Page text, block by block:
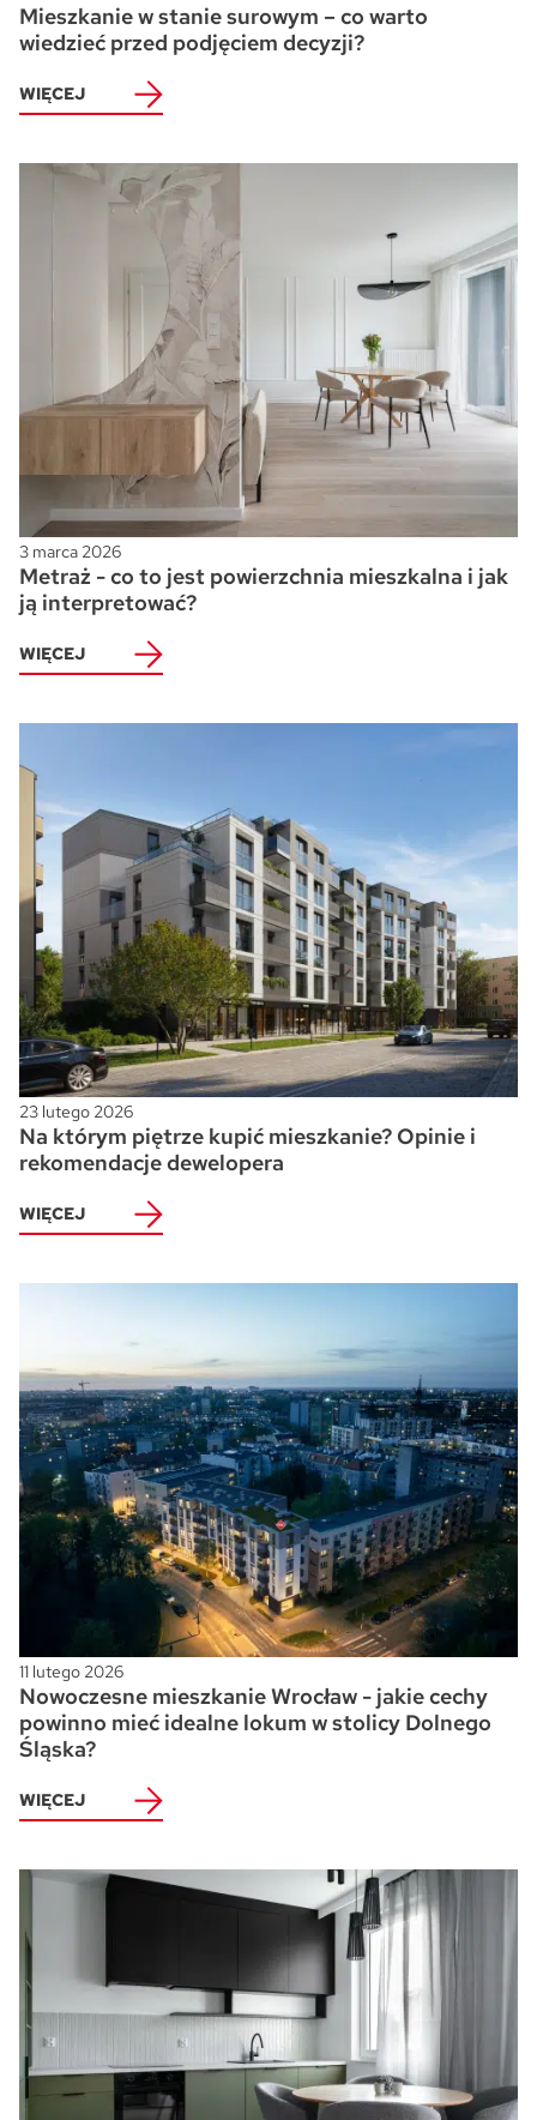
Mieszkanie w stanie surowym – co warto
wiedzieć przed podjęciem decyzji?
WIĘCEJ
3 marca 2026
Metraż - co to jest powierzchnia mieszkalna i jak
ją interpretować?
WIĘCEJ
23 lutego 2026
Na którym piętrze kupić mieszkanie? Opinie i
rekomendacje dewelopera
WIĘCEJ
11 lutego 2026
Nowoczesne mieszkanie Wrocław - jakie cechy
powinno mieć idealne lokum w stolicy Dolnego
Śląska?
WIĘCEJ